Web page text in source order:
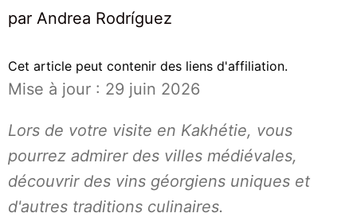
par Andrea Rodríguez
Cet article peut contenir des liens d'affiliation.
Mise à jour : 29 juin 2026
Lors de votre visite en Kakhétie, vous
pourrez admirer des villes médiévales,
découvrir des vins géorgiens uniques et
d'autres traditions culinaires.